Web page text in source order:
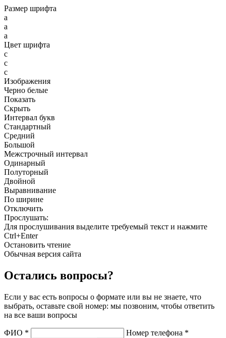
Размер шрифта
a
a
a
Цвет шрифта
c
c
c
Изображения
Черно белые
Показать
Скрыть
Интервал букв
Стандартный
Средний
Большой
Межстрочный интервал
Одинарный
Полуторный
Двойной
Выравнивание
По ширине
Отключить
Прослушать:
Для прослушивания выделите требуемый текст и нажмите
Ctrl+Enter
Остановить чтение
Обычная версия сайта
Остались вопросы?
Если у вас есть вопросы о формате или вы не знаете, что
выбрать, оставьте свой номер: мы позвоним, чтобы ответить
на все ваши вопросы
ФИО * Номер телефона *